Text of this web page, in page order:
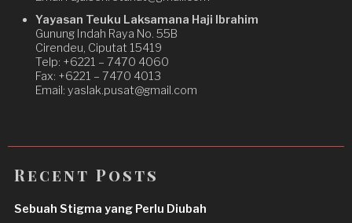
Yayasan Teuku Laksamana Haji Ibrahim
Gunung Indah Raya No. 55B
Cirendeu, Ciputat 15419
Telp: +6221 – 7470 4060
Fax: +6221 – 7470 4013
Email: yaslak.pusat@gmail.com
Recent Posts
Sebuah Stigma yang Perlu Diubah